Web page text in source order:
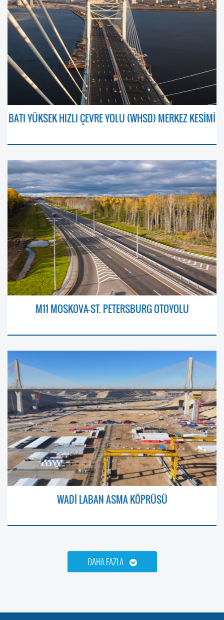
BATI YÜKSEK HIZLI ÇEVRE YOLU (WHSD) MERKEZ KESİMİ
M11 MOSKOVA–ST. PETERSBURG OTOYOLU
WADİ LABAN ASMA KÖPRÜSÜ
DAHA FAZLA